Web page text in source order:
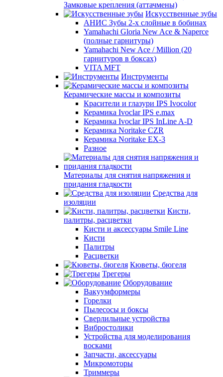
Замковые крепления (аттачмены)
Искусственные зубы
АНИС Зубы 2-х слойные в бобинах
Yamahachi Gloria New Ace & Naperce
(полные гарнитуры)
Yamahachi New Ace / Million (20
гарнитуров в боксах)
VITA MFT
Инструменты
Керамические массы и композиты
Красители и глазури IPS Ivocolor
Керамика Ivoclar IPS e.max
Керамика Ivoclar IPS InLine A-D
Керамика Noritake CZR
Керамика Noritake EX-3
Разное
Материалы для снятия напряжения и
придания гладкости
Средства для
изоляции
Кисти,
палитры, расцветки
Кисти и аксессуары Smile Line
Кисти
Палитры
Расцветки
Кюветы, бюгеля
Трегеры
Оборудование
Вакуумформеры
Горелки
Пылесосы и боксы
Сверлильные устройства
Вибростолики
Устройства для моделирования
восками
Запчасти, аксессуары
Микромоторы
Триммеры